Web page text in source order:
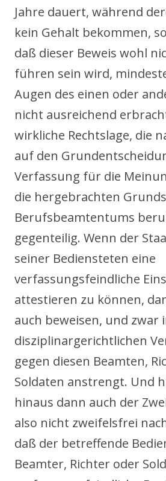
Jahre dauert, während
kein Gehalt bekommen,
daß dieser Beweis wohl
führen sein wird,
Augen des einen oder
nicht ausreichend
wirkliche Rechtslage, die
auf den
Verfassung für die
die hergebrachten
Berufsbeamtentums
gegenteilig. Wenn der
seiner Bediensteten eine
verfassungsfeindliche
attestieren zu können,
auch beweisen, und zwar
disziplinargerichtlichen
gegen diesen Beamten,
Soldaten anstrengt. Und
hinaus dann auch der
also nicht zweifelsfrei
daß der betreffende
Beamter, Richter oder